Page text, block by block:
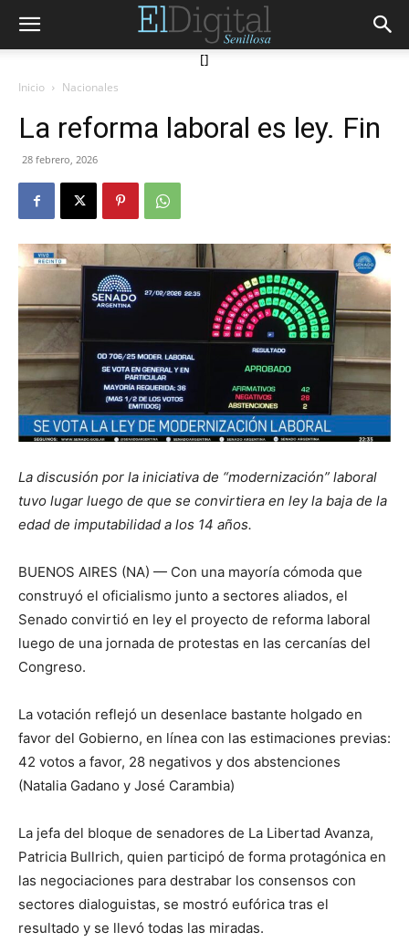
[]
Inicio Nacionales
La reforma laboral es ley. Fin
28 febrero, 2026
La discusión por la iniciativa de “modernización” laboral
tuvo lugar luego de que se convirtiera en ley la baja de la
edad de imputabilidad a los 14 años.
BUENOS AIRES (NA) — Con una mayoría cómoda que
construyó el oficialismo junto a sectores aliados, el
Senado convirtió en ley el proyecto de reforma laboral
luego de una jornada de protestas en las cercanías del
Congreso.
La votación reflejó un desenlace bastante holgado en
favor del Gobierno, en línea con las estimaciones previas:
42 votos a favor, 28 negativos y dos abstenciones
(Natalia Gadano y José Carambia)
La jefa del bloque de senadores de La Libertad Avanza,
Patricia Bullrich, quien participó de forma protagónica en
las negociaciones para destrabar los consensos con
sectores dialoguistas, se mostró eufórica tras el
resultado y se llevó todas las miradas.